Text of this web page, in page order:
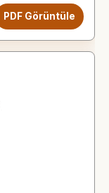
PDF Görüntüle